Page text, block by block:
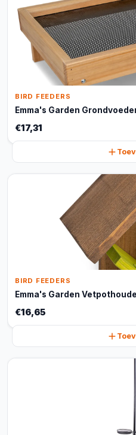
BIRD FEEDERS
Emma's Garden
€17,31
BIRD FEEDERS
Emma's Garden
€16,65